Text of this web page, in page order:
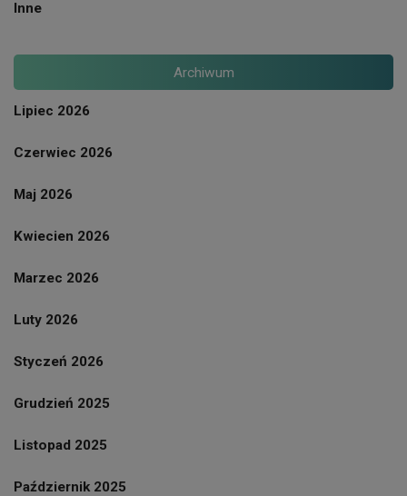
Inne
Archiwum
Lipiec 2026
Czerwiec 2026
Maj 2026
Kwiecien 2026
Marzec 2026
Luty 2026
Styczeń 2026
Grudzień 2025
Listopad 2025
Październik 2025